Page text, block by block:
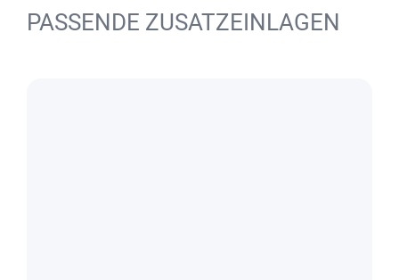
PASSENDE ZUSATZEINLAGEN